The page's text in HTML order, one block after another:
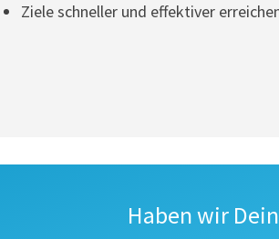
Ziele schneller und effektiver
Haben wir